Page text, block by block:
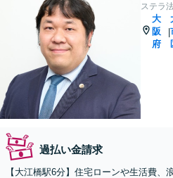
ステラ
大
阪
府
|
過払い金請求
【大江橋駅6分】住宅ローンや生活費、